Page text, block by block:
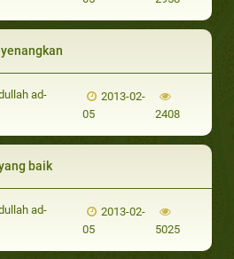
ad-
2013-02-
05
2408
baik
ad-
2013-02-
05
5025